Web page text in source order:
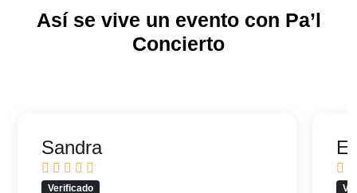
Así se vive un evento con Pa’l
Concierto
Sandra
Verificado